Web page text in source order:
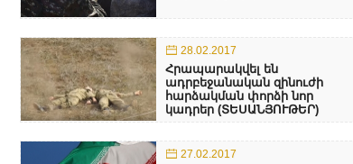
28.02.2017
Հրապարակվել են
ադրբեջանական զինուժի
հարձակման փորձի նոր
կադրեր (ՏԵՍԱՆՅՈՒԹԵՐ)
27.02.2017